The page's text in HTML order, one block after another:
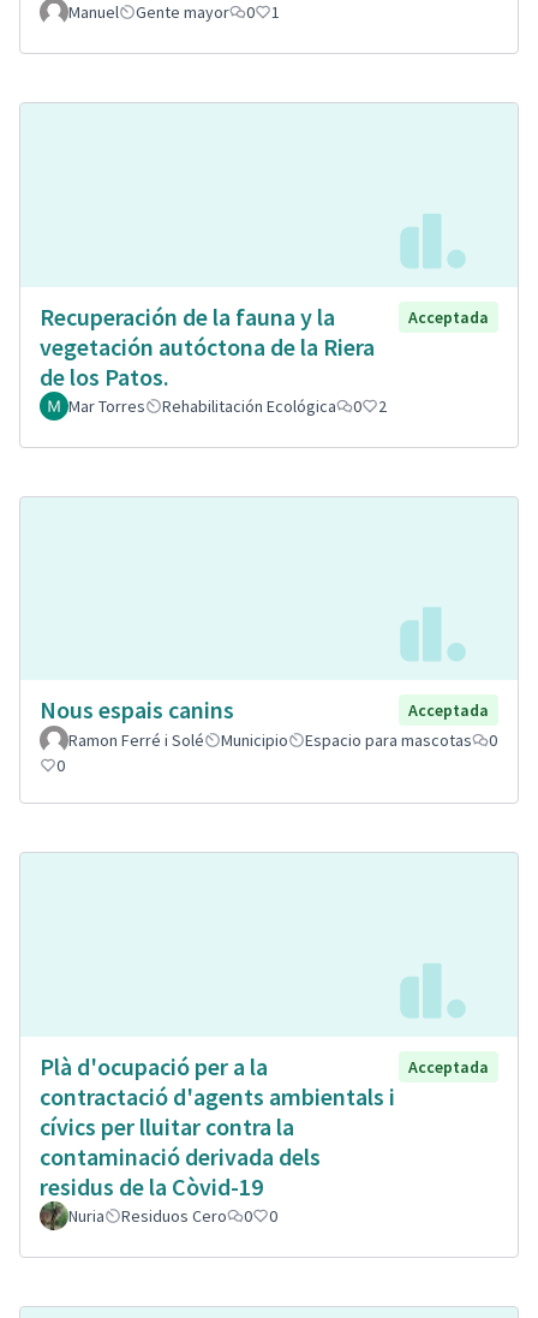
Manuel Gente mayor 0 1
Recuperación de la fauna y la
vegetación autóctona de la Riera
de los Patos.
Acceptada
Mar Torres Rehabilitación Ecológica 0 2
Nous espais canins
Acceptada
Ramon Ferré i Solé
Municipio Espacio para mascotas
0
0
Plà d'ocupació per a la
contractació d'agents ambientals i
cívics per lluitar contra la
contaminació derivada dels
residus de la Còvid-19
Acceptada
Nuria Residuos Cero 0 0